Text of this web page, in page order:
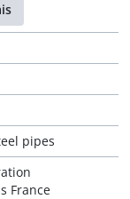
pipes
France